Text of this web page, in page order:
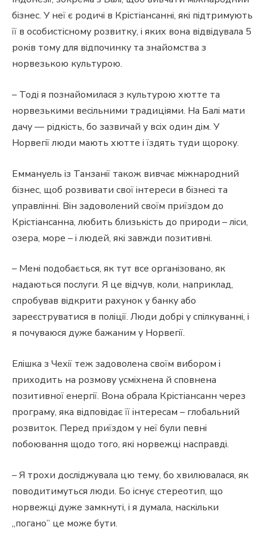
бізнес. У неї є родичі в Крістіансанні, які підтримують
її в особистісному розвитку, і яких вона відвідувала 5
років тому для відпочинку та знайомства з
норвезькою культурою.
– Тоді я познайомилася з культурою хютте та
норвезькими весільними традиціями. На Балі мати
дачу — рідкість, бо зазвичай у всіх один дім. У
Норвегії люди мають хютте і їздять туди щороку.
Еммануель із Танзанії також вивчає міжнародний
бізнес, щоб розвивати свої інтереси в бізнесі та
управлінні. Він задоволений своїм приїздом до
Крістіансанна, любить близькість до природи – ліси,
озера, море – і людей, які завжди позитивні.
– Мені подобається, як тут все організовано, як
надаються послуги. Я це відчув, коли, наприклад,
спробував відкрити рахунок у банку або
зареєструватися в поліції. Люди добрі у спілкуванні, і
я почуваюся дуже бажаним у Норвегії.
Елішка з Чехії теж задоволена своїм вибором і
приходить на розмову усміхнена й сповнена
позитивної енергії. Вона обрала Крістіансанн через
програму, яка відповідає її інтересам – глобальний
розвиток. Перед приїздом у неї були певні
побоювання щодо того, які норвежці насправді.
– Я трохи досліджувала цю тему, бо хвилювалася, як
поводитимуться люди. Бо існує стереотип, що
норвежці дуже замкнуті, і я думала, наскільки
„погано” це може бути.